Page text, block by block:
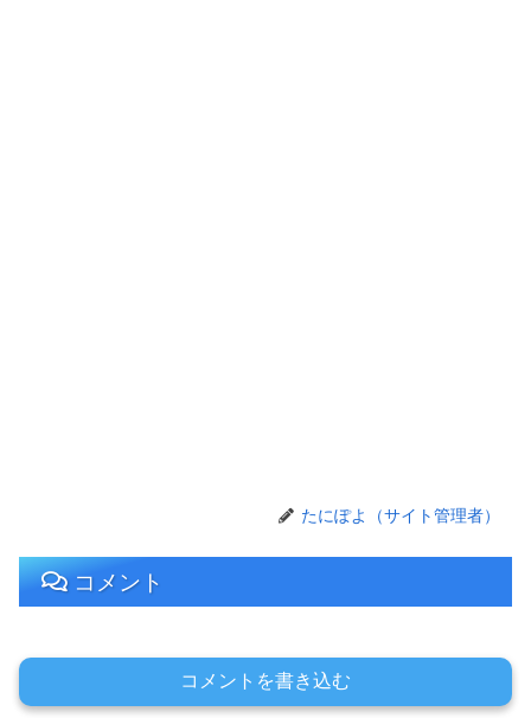
たにぽよ（サイト管理者）
コメント
コメントを書き込む